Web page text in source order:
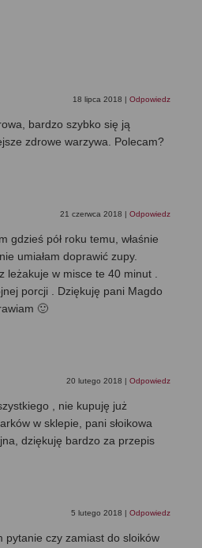
18 lipca 2018 | Odpowiedz
bardzo szybko się ją
zdrowe warzywa. Polecam?
21 czerwca 2018 | Odpowiedz
gdzieś pół roku temu, właśnie
umiałam doprawić zupy.
leżakuje w misce te 40 minut .
porcji . Dziękuję pani Magdo
🙂
20 lutego 2018 | Odpowiedz
, nie kupuję już
w sklepie, pani słoikowa
dziękuję bardzo za przepis
5 lutego 2018 | Odpowiedz
pytanie czy zamiast do sloików